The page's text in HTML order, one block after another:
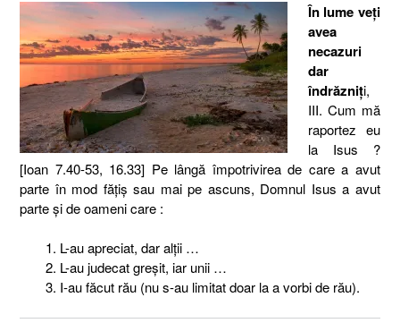
În lume veţi
avea
necazuri
dar
îndrăzniţi,
III. Cum mă
raportez eu
la Isus ?
[Ioan 7.40-53, 16.33] Pe lângă împotrivirea de care a avut
parte în mod făţiş sau mai pe ascuns, Domnul Isus a avut
parte şi de oameni care :
L-au apreciat, dar alţii …
L-au judecat greşit, iar unii …
I-au făcut rău (nu s-au limitat doar la a vorbi de rău).